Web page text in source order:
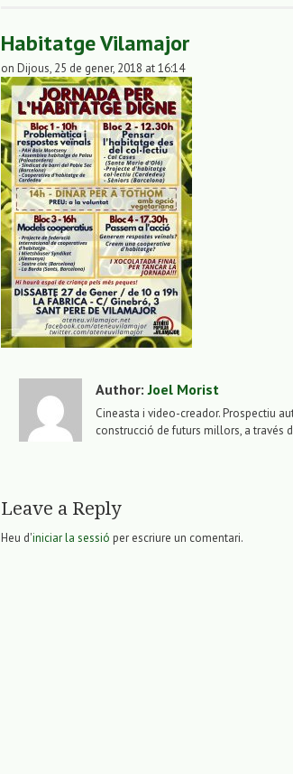
Habitatge Vilamajor
on Dijous, 25 de gener, 2018 at 16:14
Author:Joel Morist
Cineasta i video-creador. Prospectiu
construcció de futurs millors, a través
Leave a Reply
Heu d'iniciar la sessió per escriure un comentari.